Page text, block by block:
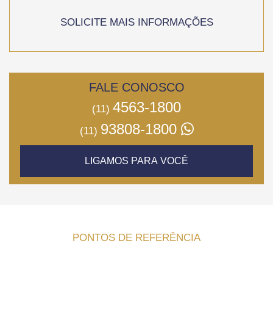
SOLICITE MAIS INFORMAÇÕES
FALE CONOSCO
(11) 4563-1800
(11) 93808-1800
LIGAMOS PARA VOCÊ
PONTOS DE REFERÊNCIA